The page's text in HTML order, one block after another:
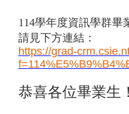
114學年度資訊學群畢
請見下方連結：
https://grad-
恭喜各位畢業生！